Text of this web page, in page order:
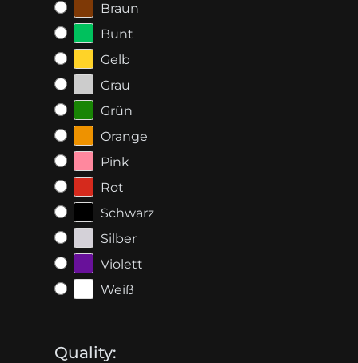
Braun
Bunt
Gelb
Grau
Grün
Orange
Pink
Rot
Schwarz
Silber
Violett
Weiß
Quality: